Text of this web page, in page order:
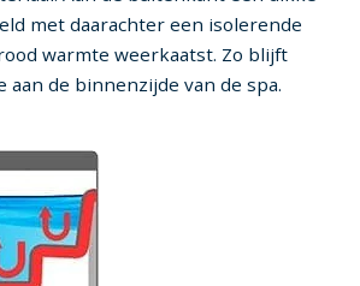
met daarachter een isolerende
warmte weerkaatst. Zo blijft
aan de binnenzijde van de spa.